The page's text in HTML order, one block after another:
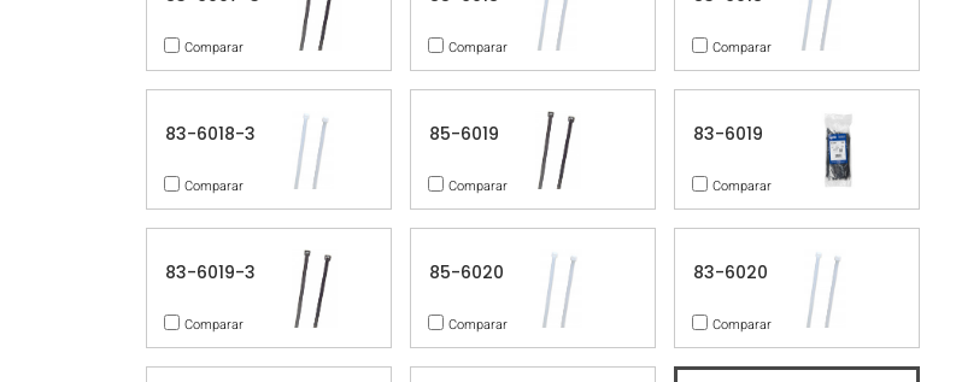
Comparar Comparar Comparar
83-6018-3
Comparar
85-6019
Comparar
83-6019
Comparar
83-6019-3
Comparar
85-6020
Comparar
83-6020
Comparar